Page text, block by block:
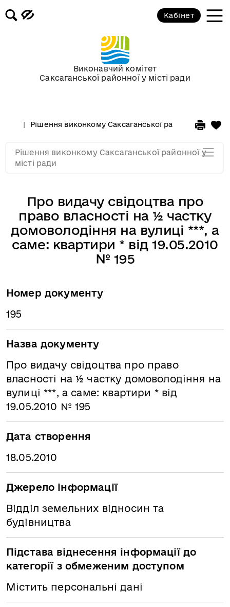
Виконавчий комітет
Саксаганської районної у місті ради
Кабінет
Рішення виконкому Саксаганської районної у місті
Про видачу свідоцтва про
право власності на ½ частку
домоволодіння на вулиці ***, а
саме: квартири * від 19.05.2010
№ 195
Номер документу
195
Назва документу
Про видачу свідоцтва про право
власності на ½ частку домоволодіння на
вулиці ***, а саме: квартири * від
19.05.2010 № 195
Дата створення
18.05.2010
Джерело інформації
Відділ земельних відносин та
будівництва
Підстава віднесення інформації до
категорії з обмеженим доступом
Містить персональні дані
Рішення виконкому Саксаганської районної у
місті ради
Засідання виконкому від 17
березня 2010 року
Засідання виконкому від 17
лютого 2010 року
січня 2010 року